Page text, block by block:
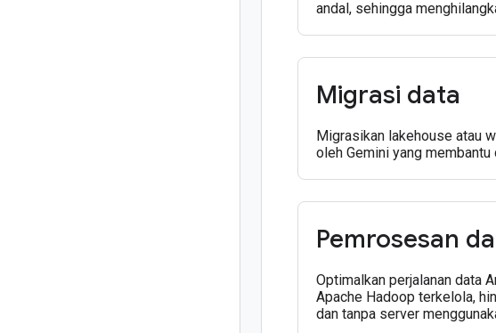
andal, sehingga
Migrasi data
Migrasikan lakehouse atau
oleh Gemini yang
Pemrosesan
Optimalkan perjalanan data
Apache Hadoop terkelola,
dan tanpa server